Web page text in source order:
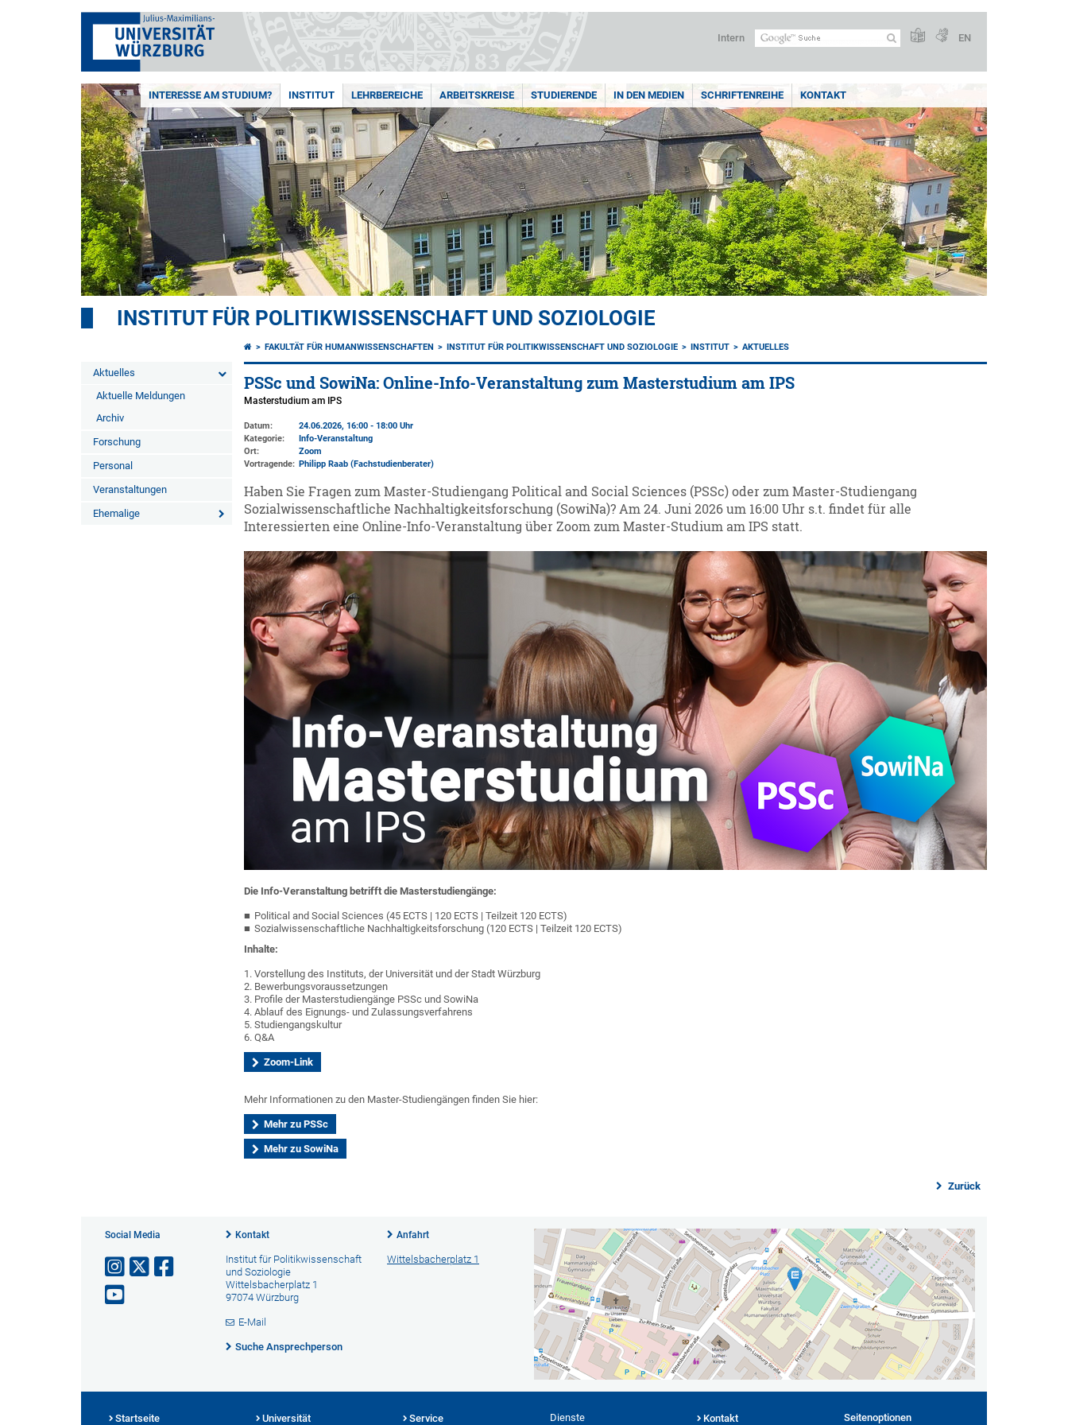
Intern EN
INTERESSE AM STUDIUM? INSTITUT LEHRBEREICHE ARBEITSKREISE STUDIERENDE IN DEN MEDIEN SCHRIFTENREIHE KONTAKT
INSTITUT FÜR POLITIKWISSENSCHAFT UND SOZIOLOGIE
Aktuelles
Aktuelle Meldungen
Archiv
Forschung
Personal
Veranstaltungen
Ehemalige
FAKULTÄT FÜR HUMANWISSENSCHAFTEN INSTITUT FÜR POLITIKWISSENSCHAFT UND SOZIOLOGIE INSTITUT AKTUELLES
PSSc und SowiNa: Online-Info-Veranstaltung zum Masterstudium am IPS
Masterstudium am IPS
Datum:
24.06.2026, 16:00 - 18:00 Uhr
Kategorie:
Info-Veranstaltung
Ort:
Zoom
Vortragende: Philipp Raab (Fachstudienberater)
Haben Sie Fragen zum Master-Studiengang Political and Social Sciences (PSSc) oder zum Master-Studiengang
Sozialwissenschaftliche Nachhaltigkeitsforschung (SowiNa)? Am 24. Juni 2026 um 16:00 Uhr s.t. findet für alle
Interessierten eine Online-Info-Veranstaltung über Zoom zum Master-Studium am IPS statt.
Die Info-Veranstaltung betrifft die Masterstudiengänge:
Political and Social Sciences (45 ECTS | 120 ECTS | Teilzeit 120 ECTS)
Sozialwissenschaftliche Nachhaltigkeitsforschung (120 ECTS | Teilzeit 120 ECTS)
Inhalte:
1. Vorstellung des Instituts, der Universität und der Stadt Würzburg
2. Bewerbungsvoraussetzungen
3. Profile der Masterstudiengänge PSSc und SowiNa
4. Ablauf des Eignungs- und Zulassungsverfahrens
5. Studiengangskultur
6. Q&A
Zoom-Link
Mehr Informationen zu den Master-Studiengängen finden Sie hier:
Mehr zu PSSc
Mehr zu SowiNa
Zurück
Social Media Kontakt
Institut für Politikwissenschaft
und Soziologie
Wittelsbacherplatz 1
97074 Würzburg
E-Mail
Suche Ansprechperson
Anfahrt
Wittelsbacherplatz 1
Startseite Universität Service Dienste Kontakt Seitenoptionen